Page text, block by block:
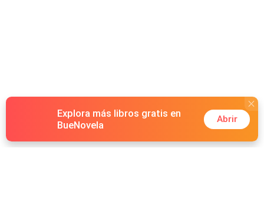
Explora más libros gratis en
BueNovela
Abrir